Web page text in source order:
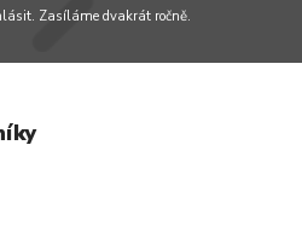
Zasíláme dvakrát ročně.